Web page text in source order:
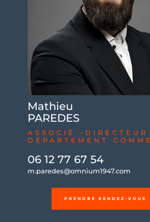
Mathieu
PAREDES
ASSOCIÉ -DIRECTEUR
DÉPARTEMENT
06 12 77 67 54
m.paredes@omnium1947.com
PRENDRE RENDEZ-VOUS